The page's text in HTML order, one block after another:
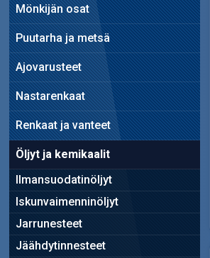
Mönkijän osat
Puutarha ja metsä
Ajovarusteet
Nastarenkaat
Renkaat ja vanteet
Öljyt ja kemikaalit
Ilmansuodatinöljyt
Iskunvaimenninöljyt
Jarrunesteet
Jäähdytinnesteet